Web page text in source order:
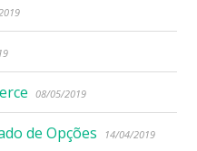
08/05/2019
de Opções 14/04/2019